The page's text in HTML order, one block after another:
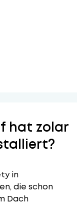
hat zolar
in
die schon
Dach